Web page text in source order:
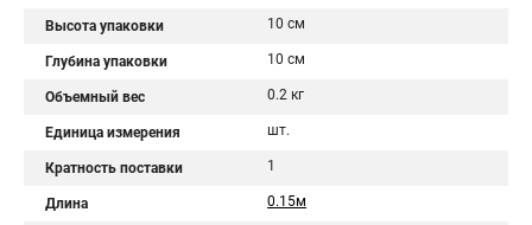
Высота упаковки 10 см
Глубина упаковки 10 см
Объемный вес 0.2 кг
Единица измерения шт.
Кратность поставки 1
Длина 0.15м